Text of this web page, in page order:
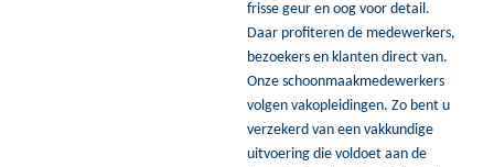
frisse geur en oog voor detail.
Daar profiteren de medewerkers,
bezoekers en klanten direct van.
Onze schoonmaakmedewerkers
volgen vakopleidingen. Zo bent u
verzekerd van een vakkundige
uitvoering die voldoet aan de